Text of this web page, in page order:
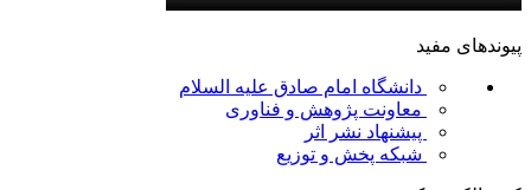
پیوندهای مفید
دانشگاه امام صادق علیه السلام
معاونت پژوهش و فناوری
پیشنهاد نشر اثر
شبکه پخش و توزیع